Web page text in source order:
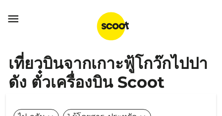

เที่ยวบินจากเกาะฟู้โกว๊กไปปา
ดัง ตั๋วเครื่องบิน Scoot